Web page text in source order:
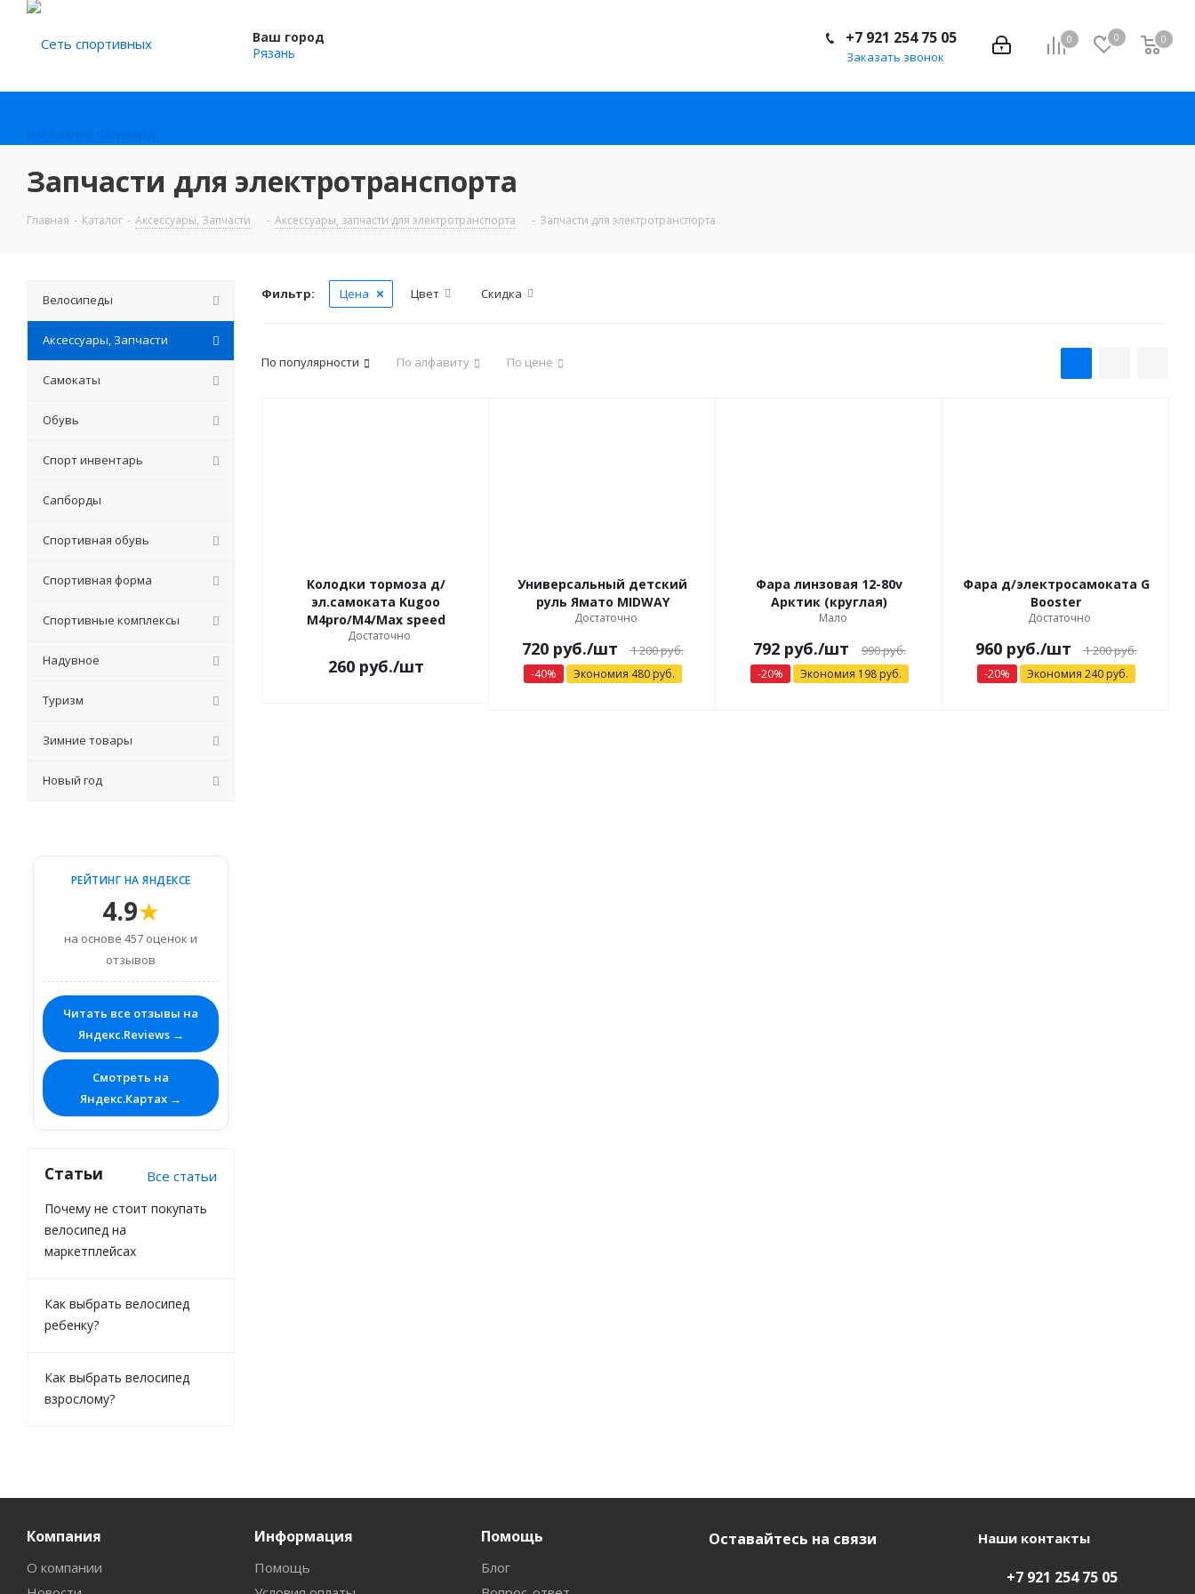
Ваш город
Рязань
0 0 0
+7 921 254 75 05
Заказать звонок
Запчасти для электротранспорта
Главная - Каталог - Аксессуары, Запчасти - Аксессуары, запчасти для электротранспорта - Запчасти для электротранспорта
Фильтр: Цена Цвет Скидка
По популярности По алфавиту По цене
Колодки тормоза д/
эл.самоката Kugoo
M4pro/M4/Max speed
Достаточно
260руб./шт
Универсальный детский
руль Ямато MIDWAY
Достаточно
720руб./шт 1 200руб.
-40% Экономия 480руб.
Фара линзовая 12-80v
Арктик (круглая)
Мало
792руб./шт 990руб.
-20% Экономия 198руб.
Фара д/электросамоката G
Booster
Достаточно
960руб./шт 1 200руб.
-20% Экономия 240руб.
Велосипеды
Аксессуары, Запчасти
Самокаты
Обувь
Спорт инвентарь
Сапборды
Спортивная обувь
Спортивная форма
Спортивные комплексы
Надувное
Туризм
Зимние товары
Новый год
РЕЙТИНГ НА ЯНДЕКСЕ
4.9★
на основе 457 оценок и
отзывов
Читать все отзывы на
Яндекс.Reviews →
Смотреть на
Яндекс.Картах →
Статьи Все статьи
Почему не стоит покупать
велосипед на
маркетплейсах
Как выбрать велосипед
ребенку?
Как выбрать велосипед
взрослому?
Компания
О компании
Информация
Помощь
Помощь
Блог
Оставайтесь на связи Наши контакты
+7 921 254 75 05